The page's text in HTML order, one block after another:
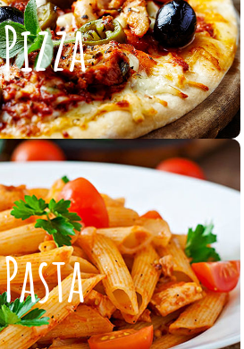
Pizza
ZUR KARTE
Pasta
Pasta
ZUR KARTE